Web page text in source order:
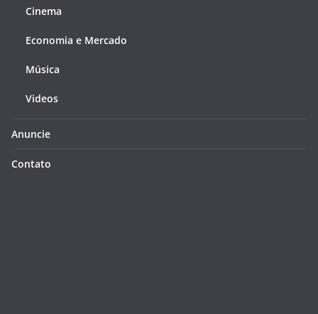
Cinema
Economia e Mercado
Música
Videos
Anuncie
Contato